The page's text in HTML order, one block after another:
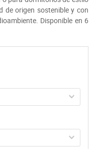
de origen sostenible y con
Disponible en 6